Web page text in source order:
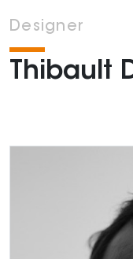
Designer
Thibault